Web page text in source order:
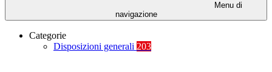
Menu di
navigazione
Categorie
Disposizioni generali 203